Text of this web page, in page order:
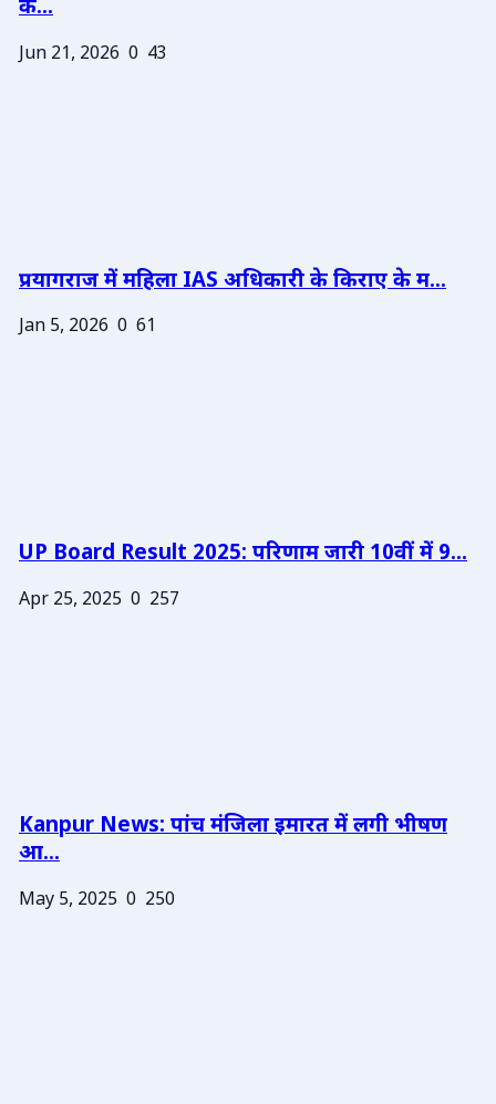
के...
Jun 21, 2026 0 43
प्रयागराज में महिला IAS अधिकारी के किराए के म...
Jan 5, 2026 0 61
UP Board Result 2025: परिणाम जारी 10वीं में 9...
Apr 25, 2025 0 257
Kanpur News: पांच मंजिला इमारत में लगी भीषण
आ...
May 5, 2025 0 250